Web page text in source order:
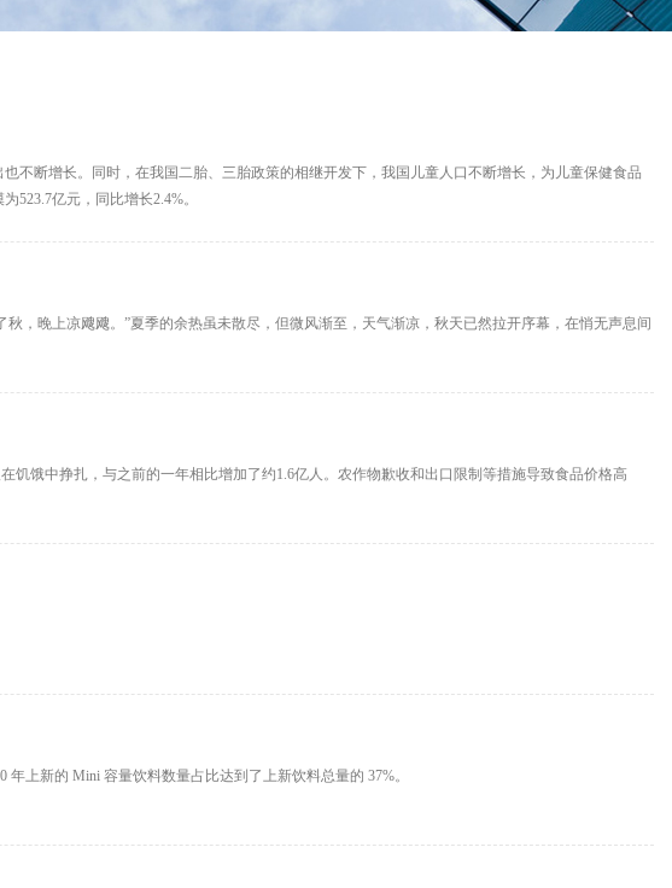
不断增长。同时，在我国二胎、三胎政策的相继开发下，我国儿童人口不断增长，为儿童保健食品
523.7亿元，同比增长2.4%。
晚上凉飕飕。”夏季的余热虽未散尽，但微风渐至，天气渐凉，秋天已然拉开序幕，在悄无声息间
饥饿中挣扎，与之前的一年相比增加了约1.6亿人。农作物歉收和出口限制等措施导致食品价格高
上新的 Mini 容量饮料数量占比达到了上新饮料总量的 37%。